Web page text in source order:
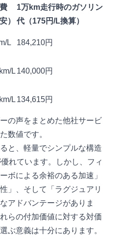
）
1万km走行時のガソリン
代（175円/L換算）
L 184,210円
L 140,000円
L 134,615円
の声をまとめた他社サービ
数値です。
と、軽量でシンプルな構造
れています。しかし、フィ
ボによる余裕のある加速」
」、そして「ラグジュアリ
アドバンテージがありま
らの付加価値に対する対価
ぶ意義は十分にあります。